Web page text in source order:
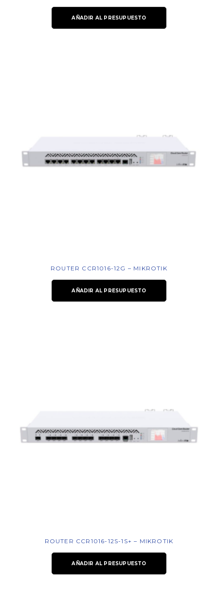
AÑADIR AL PRESUPUESTO
ROUTER CCR1016-12G – MIKROTIK
AÑADIR AL PRESUPUESTO
ROUTER CCR1016-12S-1S+ – MIKROTIK
AÑADIR AL PRESUPUESTO